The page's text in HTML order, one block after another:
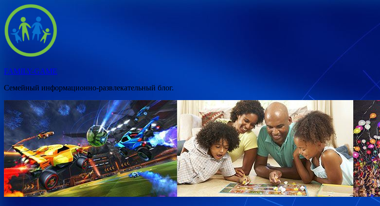
Перейти
содержимому
FAMILY-GAME
Семейный информационно-развлекательный блог.